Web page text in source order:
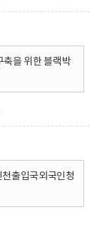
을 위한 블랙박
출입국외국인청